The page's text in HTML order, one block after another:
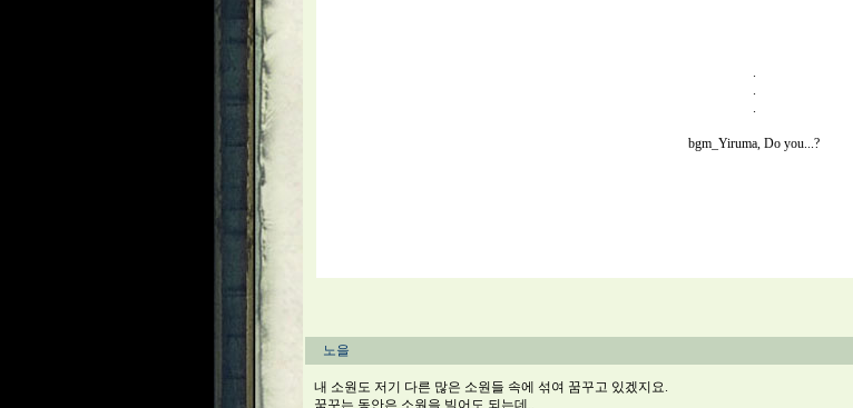
.
.
.
bgm_Yiruma, Do you...?
노을
내 소원도 저기 다른 많은 소원들 속에 섞여 꿈꾸고 있겠지요.
꿈꾸는 동안은 소원을 빌어도 되는데..